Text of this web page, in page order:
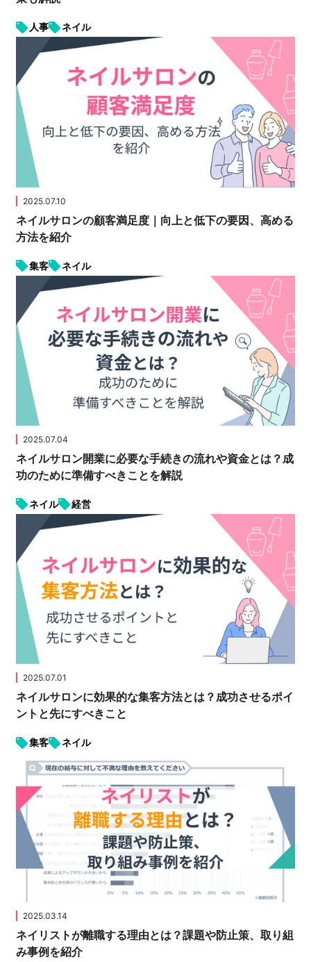
人事 ネイル
2025.07.10
ネイルサロンの顧客満足度｜向上と低下の要因、高める
方法を紹介
集客 ネイル
2025.07.04
ネイルサロン開業に必要な手続きの流れや資金とは？成
功のために準備すべきことを解説
ネイル 経営
2025.07.01
ネイルサロンに効果的な集客方法とは？成功させるポイ
ントと先にすべきこと
集客 ネイル
2025.03.14
ネイリストが離職する理由とは？課題や防止策、取り組
み事例を紹介